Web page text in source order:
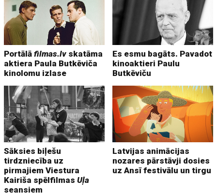
Portālāfilmas.lv skatāma
aktiera Paula Butkēviča
kinolomu izlase
Es esmu bagāts. Pavadot
kinoaktieri Paulu
Butkēviču
Sāksies biļešu
tirdzniecība uz
pirmajiem Viestura
Kairiša spēlfilmasUļa
seansiem
Latvijas animācijas
nozares pārstāvji dosies
uz Ansī festivālu un tirgu